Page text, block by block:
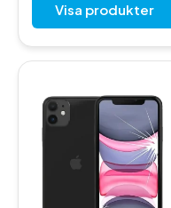
Visa produkter